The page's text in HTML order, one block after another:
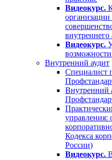
Видеокурс.
внутреннего
Видеокурс.
Внутренний аудит
Специалист
Внутренний
управления:
Кодекса
России)
Видеокурс.